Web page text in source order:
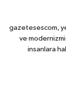
gazetesescom,
ve
insanlara